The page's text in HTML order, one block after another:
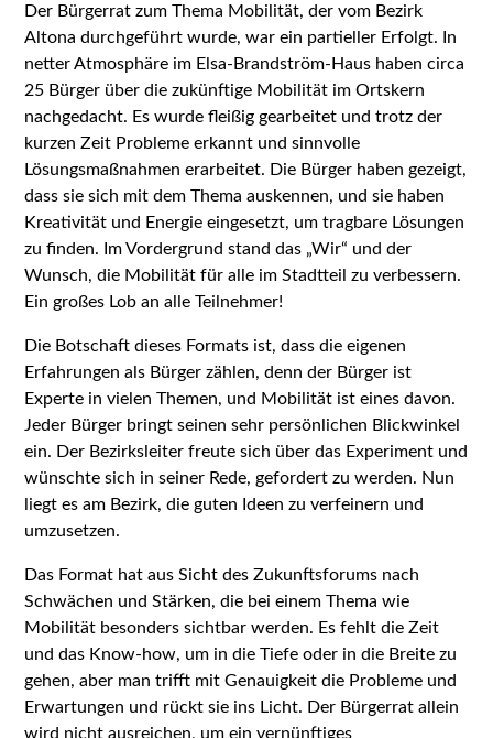
Der Bürgerrat zum Thema Mobilität, der vom Bezirk
Altona durchgeführt wurde, war ein partieller Erfolgt. In
netter Atmosphäre im Elsa-Brandström-Haus haben circa
25 Bürger über die zukünftige Mobilität im Ortskern
nachgedacht. Es wurde fleißig gearbeitet und trotz der
kurzen Zeit Probleme erkannt und sinnvolle
Lösungsmaßnahmen erarbeitet. Die Bürger haben gezeigt,
dass sie sich mit dem Thema auskennen, und sie haben
Kreativität und Energie eingesetzt, um tragbare Lösungen
zu finden. Im Vordergrund stand das „Wir“ und der
Wunsch, die Mobilität für alle im Stadtteil zu verbessern.
Ein großes Lob an alle Teilnehmer!
Die Botschaft dieses Formats ist, dass die eigenen
Erfahrungen als Bürger zählen, denn der Bürger ist
Experte in vielen Themen, und Mobilität ist eines davon.
Jeder Bürger bringt seinen sehr persönlichen Blickwinkel
ein. Der Bezirksleiter freute sich über das Experiment und
wünschte sich in seiner Rede, gefordert zu werden. Nun
liegt es am Bezirk, die guten Ideen zu verfeinern und
umzusetzen.
Das Format hat aus Sicht des Zukunftsforums nach
Schwächen und Stärken, die bei einem Thema wie
Mobilität besonders sichtbar werden. Es fehlt die Zeit
und das Know-how, um in die Tiefe oder in die Breite zu
gehen, aber man trifft mit Genauigkeit die Probleme und
Erwartungen und rückt sie ins Licht. Der Bürgerrat allein
wird nicht ausreichen, um ein vernünftiges